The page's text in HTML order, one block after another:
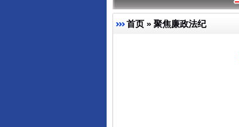
首页 » 聚焦廉政法纪